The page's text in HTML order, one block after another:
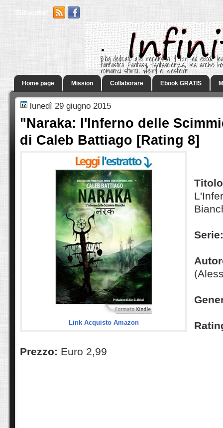
Subscribe:
.
Blog dedicato alle recensioni di libri ed ebook
fantastico. Fantasy, fantascienza, ma anche
romanzi storici, weird e western.
Home page Mission Collaborare Ebook GRATIS
lunedì 29 giugno 2015
"Naraka: l'Inferno delle
di Caleb Battiago [Rating 8]
Link Acquisto Amazon
Prezzo: Euro 2,99